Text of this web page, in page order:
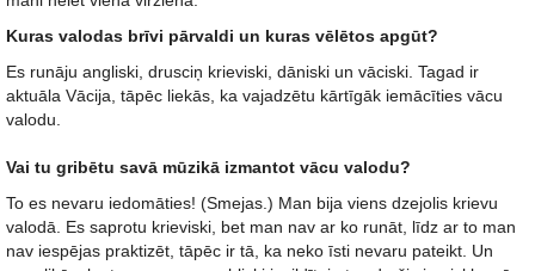
Kuras valodas brīvi pārvaldi un kuras vēlētos apgūt?
Es runāju angliski, drusciņ krieviski, dāniski un vāciski. Tagad ir
aktuāla Vācija, tāpēc liekās, ka vajadzētu kārtīgāk iemācīties vācu
valodu.
Vai tu gribētu savā mūzikā izmantot vācu valodu?
To es nevaru iedomāties! (Smejas.) Man bija viens dzejolis krievu
valodā. Es saprotu krieviski, bet man nav ar ko runāt, līdz ar to man
nav iespējas praktizēt, tāpēc ir tā, ka neko īsti nevaru pateikt. Un